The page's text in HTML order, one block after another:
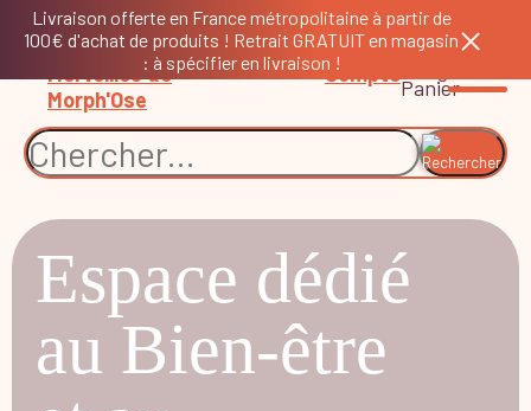
Livraison offerte en France métropolitaine à partir de
100€ d'achat de produits ! Retrait GRATUIT en magasin
: à spécifier en livraison !
0
Espace dédié
au Bien-être